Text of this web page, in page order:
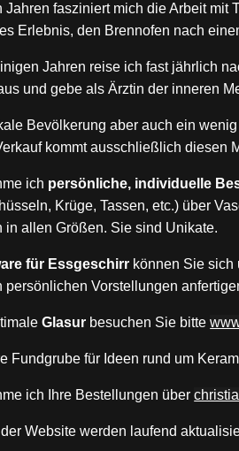
Jahren fasziniert mich die Arbeit mit
Erlebnis, den Brennofen nach
Jahren reise ich fast jährlich
und gebe als Ärztin der inneren
Bevölkerung aber auch ein
kommt ausschließlich diesen
ich persönliche, individuelle
Krüge, Tassen, etc.) über
in allen Größen. Sie sind Unikate.
für Essgeschirr können Sie
persönlichen Vorstellungen
Glasur besuchen Sie bitte
Fundgrube für Ideen rund um
ich Ihre Bestellungen über
Website werden laufend